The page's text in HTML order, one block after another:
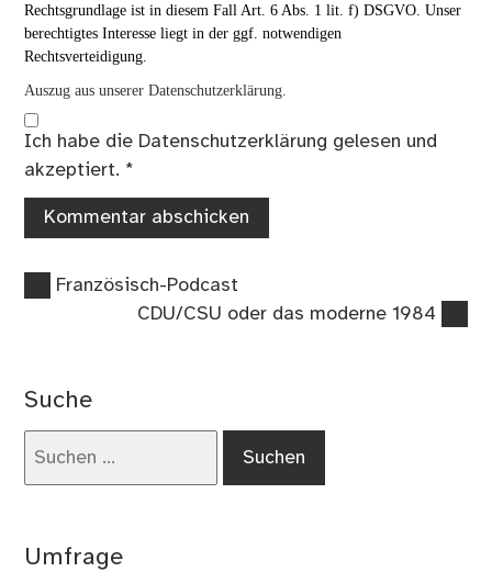
Rechtsgrundlage ist in diesem Fall Art. 6 Abs. 1 lit. f) DSGVO. Unser
berechtigtes Interesse liegt in der ggf. notwendigen
Rechtsverteidigung.
Auszug aus unserer Datenschutzerklärung.
Ich habe die Datenschutzerklärung gelesen und
akzeptiert. *
Beitragsnavigation
Vorheriger
Französisch-Podcast
Nächster
CDU/CSU oder das moderne 1984
Suche
Umfrage